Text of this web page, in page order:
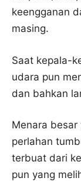
keengganan
masing.
Saat kepala-
udara pun
dan bahkan
Menara
perlahan
terbuat dari
pun yang